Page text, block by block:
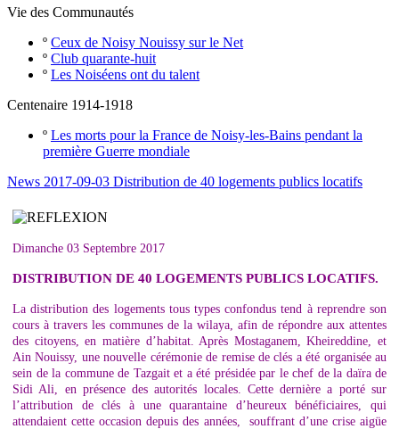
Vie des Communautés
º Ceux de Noisy Nouissy sur le Net
º Club quarante-huit
º Les Noiséens ont du talent
Centenaire 1914-1918
º Les morts pour la France de Noisy-les-Bains pendant la
première Guerre mondiale
News 2017-09-03 Distribution de 40 logements publics locatifs
Dimanche 03 Septembre 2017
DISTRIBUTION DE 40 LOGEMENTS PUBLICS LOCATIFS.
La distribution des logements tous types confondus tend à reprendre son
cours à travers les communes de la wilaya, afin de répondre aux attentes
des citoyens, en matière d’habitat. Après Mostaganem, Kheireddine, et
Ain Nouissy, une nouvelle cérémonie de remise de clés a été organisée au
sein de la commune de Tazgait et a été présidée par le chef de la daïra de
Sidi Ali, en présence des autorités locales. Cette dernière a porté sur
l’attribution de clés à une quarantaine d’heureux bénéficiaires, qui
attendaient cette occasion depuis des années, souffrant d’une crise aigüe